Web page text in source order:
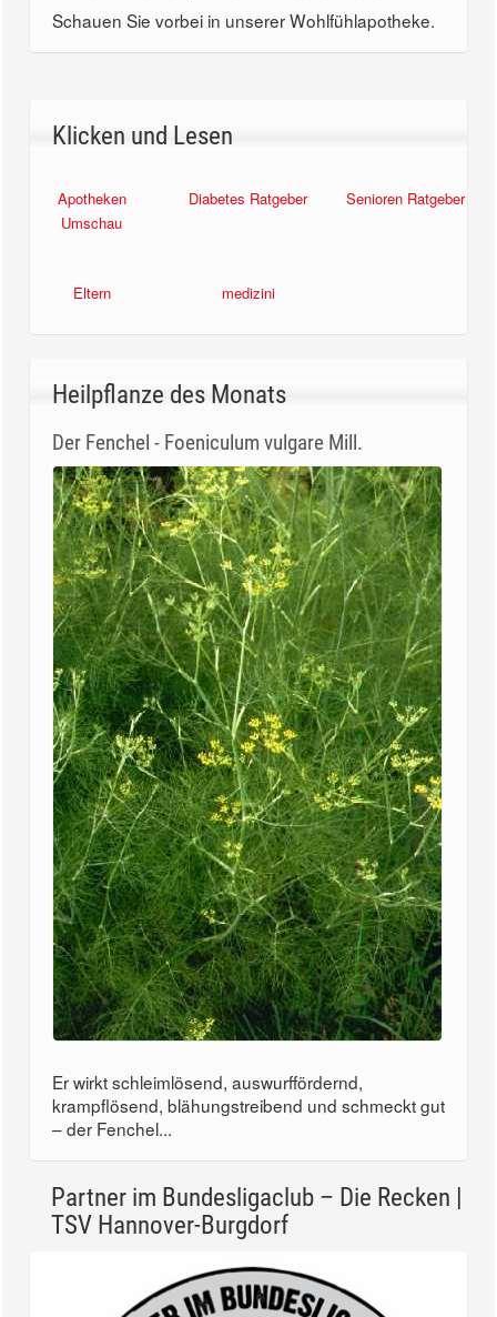
Schauen Sie vorbei in unserer Wohlfühlapotheke.
Klicken und Lesen
Apotheken
Umschau
Diabetes Ratgeber Senioren Ratgeber
Eltern medizini
Heilpflanze des Monats
Der Fenchel - Foeniculum vulgare Mill.
Er wirkt schleimlösend, auswurffördernd,
krampflösend, blähungstreibend und schmeckt gut
– der Fenchel...
Partner im Bundesligaclub – Die Recken |
TSV Hannover-Burgdorf